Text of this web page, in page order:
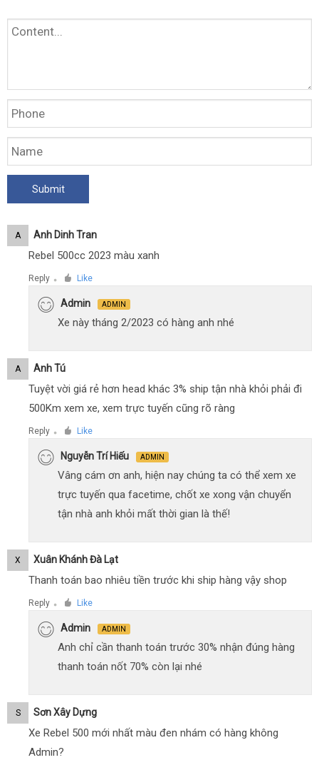
A Anh Dinh Tran
Rebel 500cc 2023 màu xanh
Reply ● Like
Admin ADMIN
Xe này tháng 2/2023 có hàng anh nhé
A Anh Tú
Tuyệt vời giá rẻ hơn head khác 3% ship tận nhà khỏi phải đi
500Km xem xe, xem trực tuyến cũng rõ ràng
Reply ● Like
Nguyễn Trí Hiếu ADMIN
Vâng cám ơn anh, hiện nay chúng ta có thể xem xe
trực tuyến qua facetime, chốt xe xong vận chuyển
tận nhà anh khỏi mất thời gian là thế!
X Xuân Khánh Đà Lạt
Thanh toán bao nhiêu tiền trước khi ship hàng vậy shop
Reply ● Like
Admin ADMIN
Anh chỉ cần thanh toán trước 30% nhận đúng hàng
thanh toán nốt 70% còn lại nhé
S Sơn Xây Dựng
Xe Rebel 500 mới nhất màu đen nhám có hàng không
Admin?